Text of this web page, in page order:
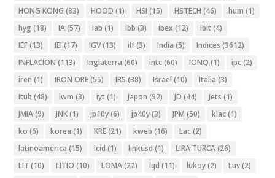
HONG KONG (83) HOOD (1) HSI (15) HSTECH (46) hum (1)
hyg (18) IA(57) iab (1) ibb (3) ibex (12) ibit (4)
IEF(13) IEI (17) IGV(13) ilf(3) India (5) Indices (3612)
INFLACION (113) Inglaterra (60) intc(60) IONQ (1) ipc(2)
iren (1) IRON ORE(55) IRS (38) Israel (10) Italia (3)
Itub (48) iwm (3) iyt (1) Japon (92) JD (44) Jets (1)
JMIA(9) JNK(1) jp10y(6) jp40y(3) JPM (50) klac(1)
ko (6) korea (1) KRE(21) kweb (16) Lac(2)
latinoamerica (15) lcid (1) linkusd (1) LIRA TURCA(26)
LIT (10) LITIO (10) LOMA(22) lqd (11) lukoy(2) Luv(2)